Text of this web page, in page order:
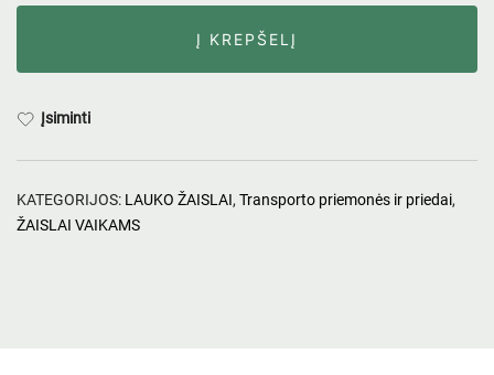
Į KREPŠELĮ
Įsiminti
KATEGORIJOS: LAUKO ŽAISLAI, Transporto priemonės ir priedai,
ŽAISLAI VAIKAMS